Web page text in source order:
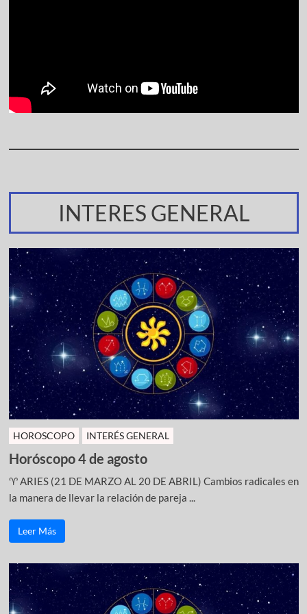
INTERES GENERAL
HOROSCOPO INTERÉS GENERAL
Horóscopo 4 de agosto
♈ ARIES (21 DE MARZO AL 20 DE ABRIL) Cambios radicales en
la manera de llevar la relación de pareja ...
Leer Más